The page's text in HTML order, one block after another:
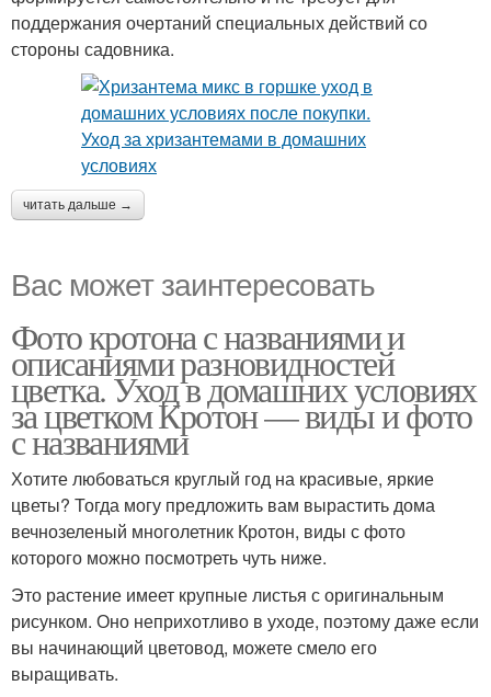
поддержания очертаний специальных действий со
стороны садовника.
читать дальше →
Вас может заинтересовать
Фото кротона с названиями и
описаниями разновидностей
цветка. Уход в домашних условиях
за цветком Кротон — виды и фото
с названиями
Хотите любоваться круглый год на красивые, яркие
цветы? Тогда могу предложить вам вырастить дома
вечнозеленый многолетник Кротон, виды с фото
которого можно посмотреть чуть ниже.
Это растение имеет крупные листья с оригинальным
рисунком. Оно неприхотливо в уходе, поэтому даже если
вы начинающий цветовод, можете смело его
выращивать.